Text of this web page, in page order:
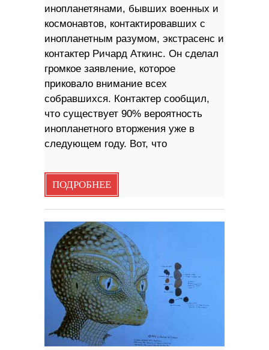
инопланетянами, бывших военных и
космонавтов, контактировавших с
инопланетным разумом, экстрасенс и
контактер Ричард Аткинс. Он сделал
громкое заявление, которое
приковало внимание всех
собравшихся. Контактер сообщил,
что существует 90% вероятность
инопланетного вторжения уже в
следующем году. Вот, что
ПОДРОБНЕЕ